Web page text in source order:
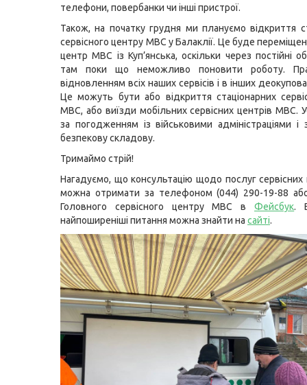
телефони, повербанки чи інші пристрої.
Також, на початку грудня ми плануємо відкриття
сервісного центру МВС у Балаклії. Це буде
центр МВС із Куп’янська, оскільки через постійні
там поки що неможливо поновити роботу.
відновленням всіх наших сервісів і в інших
Це можуть бути або відкриття стаціонарних
МВС, або виїзди мобільних сервісних центрів МВС.
за погодженням із військовими адміністраціями
безпекову складову.
Тримаймо стрій!
Нагадуємо, що консультацію щодо послуг
можна отримати за телефоном (044) 290-19-88 або
Головного сервісного центру МВС вФейсбук.
найпоширеніші питання можна знайти на сайті.